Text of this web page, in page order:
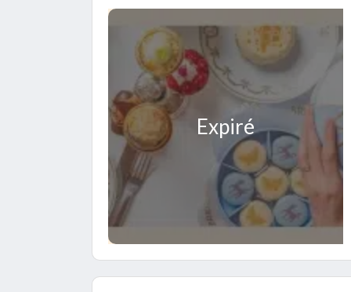
Expiré